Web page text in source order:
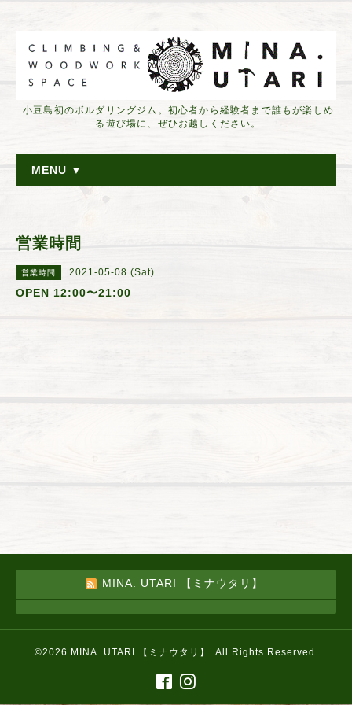
小豆島初のボルダリングジム。初心者から経験者まで誰もが楽しめ
る遊び場に、ぜひお越しください。
MENU ▼
営業時間
営業時間 2021-05-08 (Sat)
OPEN 12:00〜21:00
MINA. UTARI 【ミナウタリ】
©2026 MINA. UTARI 【ミナウタリ】 . All Rights Reserved.